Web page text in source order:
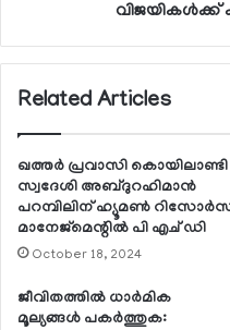
Related Articles
ഖത്തര്‍ പ്രവാസി കൊയിലാണ്ടി
സ്വദേശി അബ്ദുറഹിമാന്‍
പറമ്പിലിന് ഹ്യൂമണ്‍
മാനേജ്‌മെന്റില്‍ പി എച് ഡി
October 18, 2024
ജീവിതത്തില്‍ ധാര്‍മിക
മൂല്യങ്ങള്‍ പകര്‍ത്തുക: